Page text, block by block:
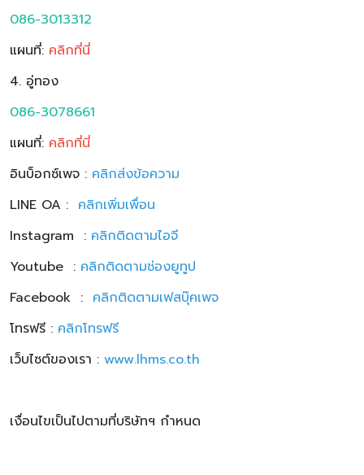
086-3013312
แผนที่: คลิกที่นี่
4. อู่ทอง
086-3078661
แผนที่: คลิกที่นี่
อินบ็อกซ์เพจ : คลิกส่งข้อความ
LINE OA : คลิกเพิ่มเพื่อน
Instagram : คลิกติดตามไอจี
Youtube : คลิกติดตามช่องยูทูป
Facebook : คลิกติดตามเฟสบุ๊คเพจ
โทรฟรี : คลิกโทรฟรี
เว็บไซต์ของเรา : www.lhms.co.th
เงื่อนไขเป็นไปตามที่บริษัทฯ กำหนด